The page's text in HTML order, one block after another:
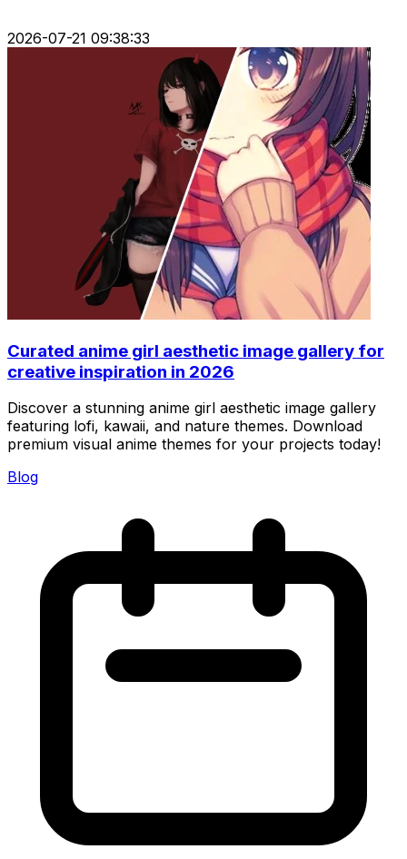
2026-07-21 09:38:33
Curated anime girl aesthetic image gallery for
creative inspiration in 2026
Discover a stunning anime girl aesthetic image gallery
featuring lofi, kawaii, and nature themes. Download
premium visual anime themes for your projects today!
Blog